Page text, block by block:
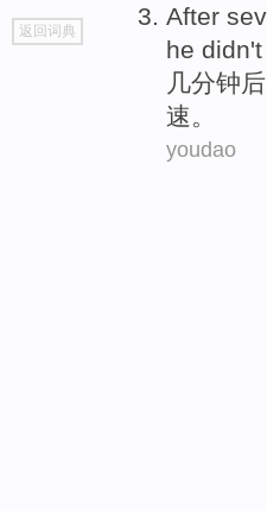
go
top
返回词典
After
he didn't
几分钟后
速。
youdao